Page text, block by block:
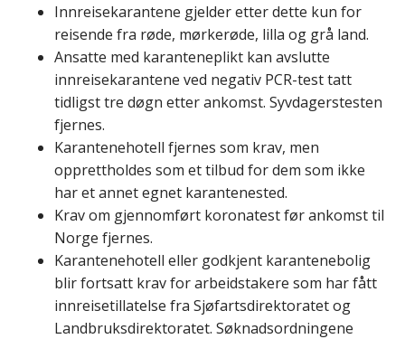
Innreisekarantene gjelder etter dette kun for
reisende fra røde, mørkerøde, lilla og grå land.
Ansatte med karanteneplikt kan avslutte
innreisekarantene ved negativ PCR-test tatt
tidligst tre døgn etter ankomst. Syvdagerstesten
fjernes.
Karantenehotell fjernes som krav, men
opprettholdes som et tilbud for dem som ikke
har et annet egnet karantenested.
Krav om gjennomført koronatest før ankomst til
Norge fjernes.
Karantenehotell eller godkjent karantenebolig
blir fortsatt krav for arbeidstakere som har fått
innreisetillatelse fra Sjøfartsdirektoratet og
Landbruksdirektoratet. Søknadsordningene